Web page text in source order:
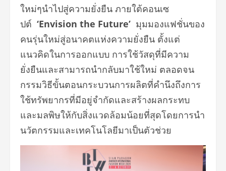
ใหม่ๆนำไปสู่ความยั่งยืน ภายใต้คอนเซ
ปต์ ‘Envision the Future’ มุมมองแฟชั่นของ
คนรุ่นใหม่สู่อนาคตแห่งความยั่งยืน ตั้งแต่
แนวคิดในการออกแบบ การใช้วัสดุที่มีความ
ยั่งยืนและสามารถนำกลับมาใช้ใหม่ ตลอดจน
กรรมวิธีขั้นตอนกระบวนการผลิตที่คำนึงถึงการ
ใช้ทรัพยากรที่มีอยู่จำกัดและสร้างผลกระทบ
และมลพิษให้กับสิ่งแวดล้อมน้อยที่สุดโดยการนำ
นวัตกรรมและเทคโนโลยีมาเป็นตัวช่วย